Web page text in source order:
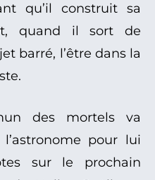
qu’il construit sa
quand il sort de
barré, l’être dans la
des mortels va
pour lui
sur le prochain